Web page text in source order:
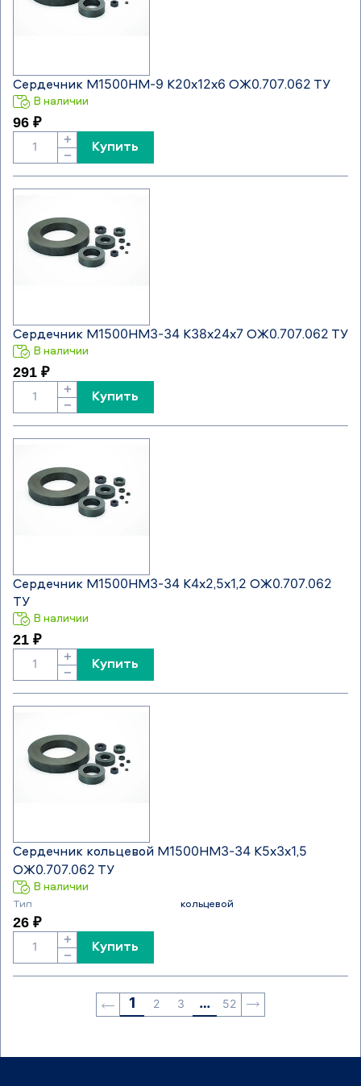
Сердечник М1500НМ-9 К20х12х6 ОЖ0.707.062 ТУ
В наличии
96 ₽
−
+
Купить
Сердечник М1500НМ3-34 К38х24х7 ОЖ0.707.062 ТУ
В наличии
291 ₽
−
+
Купить
Сердечник М1500НМ3-34 К4х2,5х1,2 ОЖ0.707.062
ТУ
В наличии
21 ₽
−
+
Купить
Сердечник кольцевой М1500НМ3-34 К5х3х1,5
ОЖ0.707.062 ТУ
В наличии
Тип кольцевой
26 ₽
−
+
Купить
1 2 3 … 52